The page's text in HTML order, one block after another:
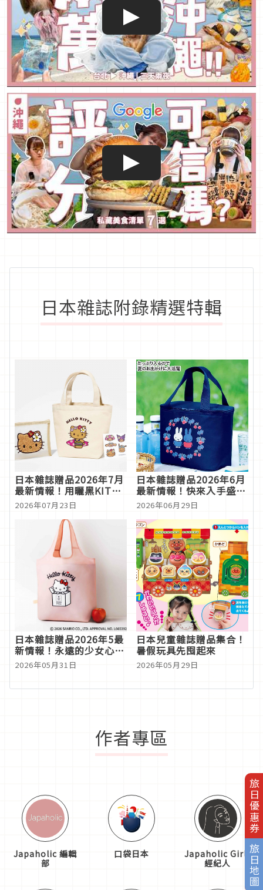
旅日優惠券
旅日地圖
日本雜誌附錄精選特輯
日本雜誌贈品2026年7月
最新情報！用曬黑KITTY
與帕恰狗點燃你的盛夏少
女心
2026年07月23日
日本雜誌贈品2026年6月
最新情報！快來入手盛夏
必備的神隊友保冷袋
2026年06月29日
日本雜誌贈品2026年5最
新情報！永遠的少女心霸
主HELLO KITTY重磅登
場
2026年05月31日
日本兒童雜誌贈品集合！
暑假玩具先囤起來
2026年05月29日
作者專區
Japaholic 編輯
部
口袋日本
Japaholic Girls
經紀人